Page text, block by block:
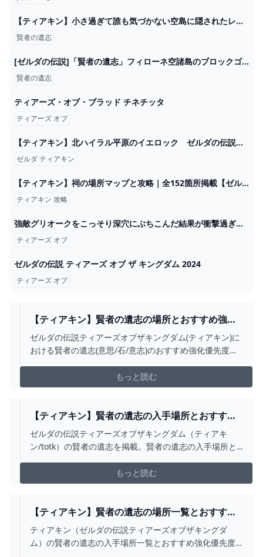
【ティアキン】小さ過ぎて誰も気づかない空島に隠されたレア宝箱！賢者の遺志や古びた地図などのレアアイテムをとりにいこう！ - YouTube
賢者の遺志
[ゼルダの伝説]「賢者の遺志」フィローネ空諸島のブロックゴーレム持つ - YouTube
賢者の遺志
ティアーズ・オブ・ブラッド チネチッタ
ティアーズ オブ
【ティアキン】北ハイラル平原のイエロック ゼルダの伝説ティアーズ オブザキングダム #ゼルダの伝説 #ティアキン #zelda #shorts - YouTube
ゼルダ ティアキン
【ティアキン】祠の場所マップと攻略｜全152箇所掲載【ゼルダの伝説ティアーズオブザキングダム】｜ゲームエイト
ティアキン 攻略
強敵グリオークをこっそり深穴にぶちこんだ結果が衝撃過ぎた...！【ゼルダの伝説ティアーズオブザキングダム】【Totk】 - YouTube
ティアーズ オブ
ゼルダの伝説 ティアーズ オブ ザ キングダム 2024
ティアーズ オブ
【ティアキン】賢者の遺志の場所とおすすめ強化
優先度【ゼルダの伝説ティアーズオブザキングダ
ム】 ティアキン
ゼルダの伝説ティアーズオブザキングダム(ティアキン)に
おける賢者の遺志(意思/石/意志)のおすすめ強化優先度で
効果について掲載しています。
もっと読む
【ティアキン】賢者の遺志の入手場所とおすすめ
強化先【ゼルダの伝説ティアーズオブザキングダ
ム】 - 神ゲー攻略
ゼルダの伝説ティアーズオブザキングダム（ティアキ
ン/totk）の賢者の遺志を掲載。賢者の遺志の入手場所と
もっと読む
【ティアキン】賢者の遺志の場所一覧とおすすめ
強化優先度【ゼルダの伝説ティアーズオブザキン
グダム】｜ゲームエイト
ティアキン（ゼルダの伝説ティアーズオブザキングダ
ム）の賢者の遺志の入手場所一覧とおすすめ強化優先度